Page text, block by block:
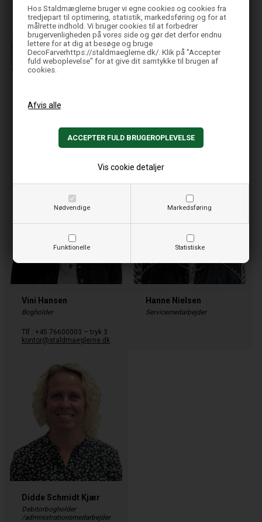
Hos Staldmæglerne bruger vi egne cookies og cookies fra
tredjepart til optimering, statistik, markedsføring og for at
målrette indhold. Vi bruger cookies til at forbedrer
brugervenligheden på vores side og gør det derfor endnu
lettere for at dig at besøge og bruge
DecoFarverhttps://staldmaeglerne.dk/. Klik på "Accepter
fuld weboplevelse" for at give dit samtykke til brugen af
cookies.
Nødvendige Markedsføring
Funktionelle Statistiske
Vis cookie detaljer
økonomichef
Tlf.: +45 76600003
ulla@staldmaeglerne.dk
info@staldmaeglerne.dk
Vini Hansen
Bogholder
Tlf.: +45 76600003 – tryk 3
kontor@staldmaeglerne.dk
Hanne Nielsen
Servicemedarbejder
Didde Schmidt Kjær
Debitorbogholder
/administrationsmedarbejder